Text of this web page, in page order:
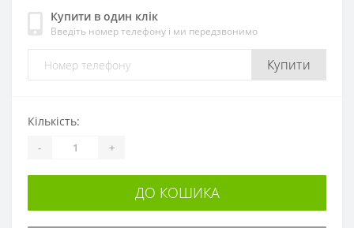
Купити в один клік
Введіть номер телефону і ми передзвонимо
Купити
Кількість:
- +
ДО КОШИКА